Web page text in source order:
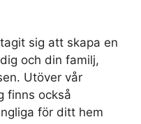
sig att skapa en
och din familj,
Utöver vår
finns också
för ditt hem